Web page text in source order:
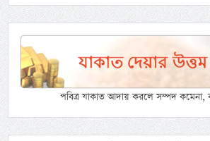
পবিত্র যাকাত আদায় করলে সম্পদ কমেনা,